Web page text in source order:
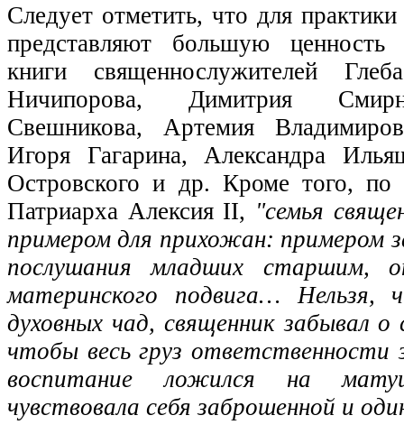
Следует отметить, что для
представляют большую ценность
книги священнослужителей
Ничипорова, Димитрия
Свешникова, Артемия
Игоря Гагарина, Александра
Островского и др. Кроме того, по
Патриарха Алексия II, "семья
примером для прихожан: примером
послушания младших старшим,
материнского подвига… Нельзя,
духовных чад, священник забывал о
чтобы весь груз ответственности
воспитание ложился на
чувствовала себя заброшенной и